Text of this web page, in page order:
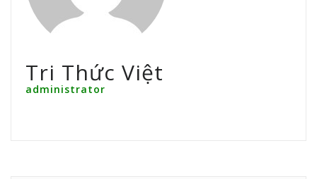
Tri Thức Việt
administrator